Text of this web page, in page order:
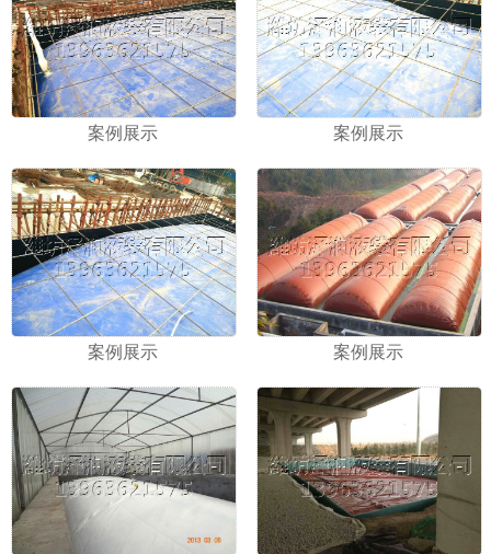
案例展示 案例展示
案例展示 案例展示